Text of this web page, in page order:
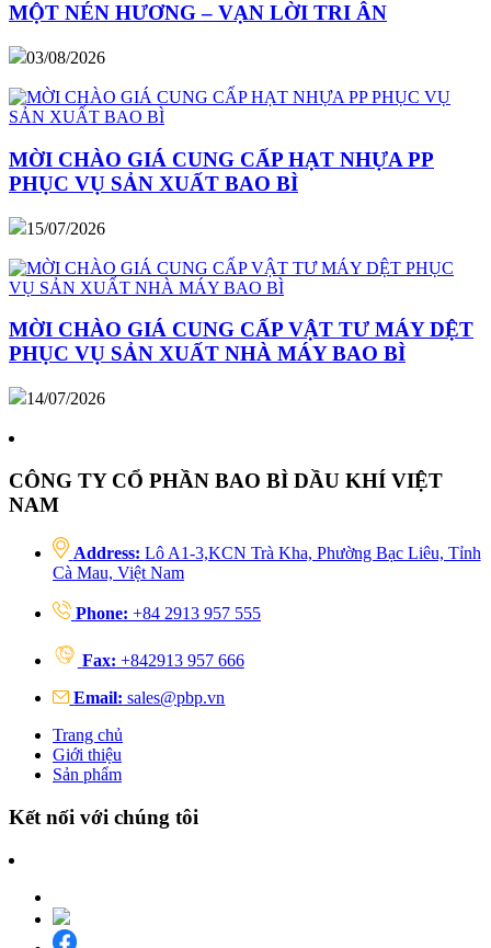
MỘT NÉN HƯƠNG – VẠN LỜI TRI ÂN
03/08/2026
MỜI CHÀO GIÁ CUNG CẤP HẠT NHỰA PP
PHỤC VỤ SẢN XUẤT BAO BÌ
15/07/2026
MỜI CHÀO GIÁ CUNG CẤP VẬT TƯ MÁY DỆT
PHỤC VỤ SẢN XUẤT NHÀ MÁY BAO BÌ
14/07/2026
CÔNG TY CỔ PHẦN BAO BÌ DẦU KHÍ VIỆT
NAM
Address: Lô A1-3,KCN Trà Kha, Phường Bạc Liêu, Tỉnh
Cà Mau, Việt Nam
Phone: +84 2913 957 555
Fax: +842913 957 666
Email: sales@pbp.vn
Trang chủ
Giới thiệu
Sản phẩm
Kết nối với chúng tôi